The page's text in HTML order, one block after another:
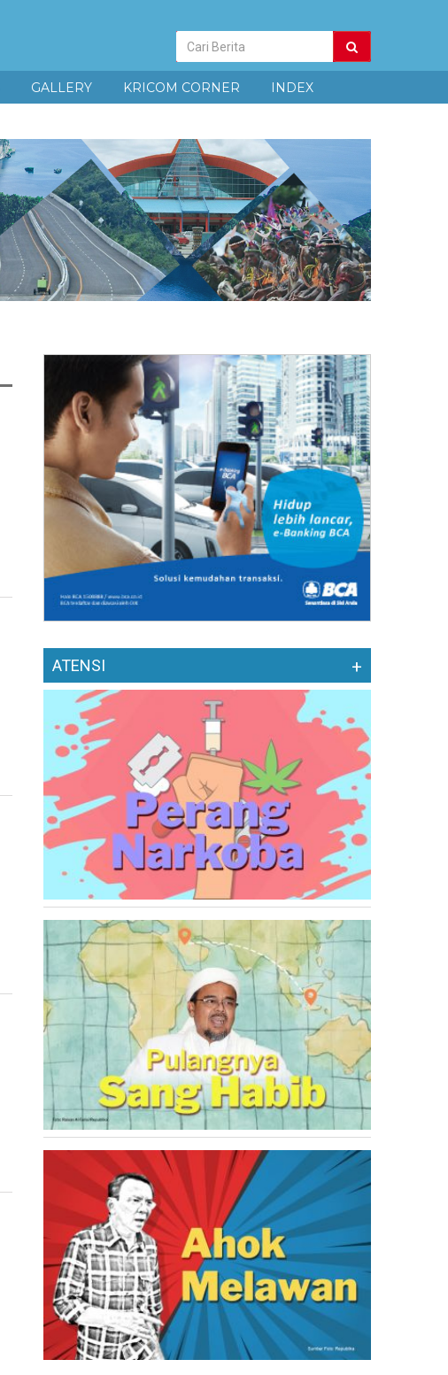
Pencarian
Berita
GALLERY KRICOM CORNER INDEX
ATENSI +